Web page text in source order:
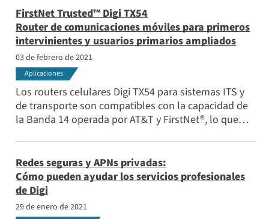
FirstNet Trusted™ Digi TX54
Router de comunicaciones móviles para primeros
intervinientes y usuarios primarios ampliados
03 de febrero de 2021
Aplicaciones
Los routers celulares Digi TX54 para sistemas ITS y
de transporte son compatibles con la capacidad de
la Banda 14 operada por AT&T y FirstNet®, lo que
respuesta a emergencias.
Redes seguras y APNs privadas:
Cómo pueden ayudar los servicios profesionales
de Digi
29 de enero de 2021